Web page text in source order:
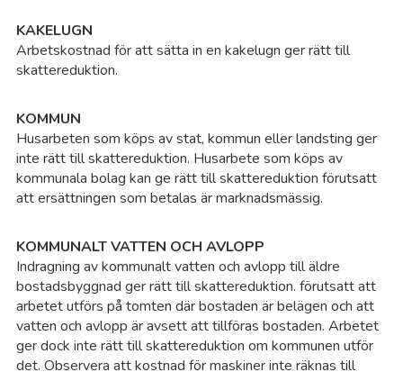
KAKELUGN
Arbetskostnad för att sätta in en kakelugn ger rätt till
skattereduktion.
KOMMUN
Husarbeten som köps av stat, kommun eller landsting ger
inte rätt till skattereduktion. Husarbete som köps av
kommunala bolag kan ge rätt till skattereduktion förutsatt
att ersättningen som betalas är marknadsmässig.
KOMMUNALT VATTEN OCH AVLOPP
Indragning av kommunalt vatten och avlopp till äldre
bostadsbyggnad ger rätt till skattereduktion. förutsatt att
arbetet utförs på tomten där bostaden är belägen och att
vatten och avlopp är avsett att tillföras bostaden. Arbetet
ger dock inte rätt till skattereduktion om kommunen utför
det. Observera att kostnad för maskiner inte räknas till